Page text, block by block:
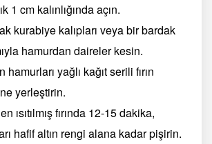
1 cm kalınlığında açın.
kurabiye kalıpları veya bir bardak
hamurdan daireler kesin.
hamurları yağlı kağıt serili fırın
yerleştirin.
ısıtılmış fırında 12-15 dakika,
hafif altın rengi alana kadar pişirin.